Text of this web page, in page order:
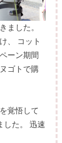
ました。
、 コット
ーン期間
ゴトで購
覚悟して
した。 迅速